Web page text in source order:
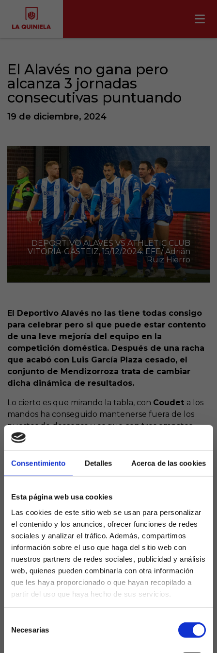
Consentimiento Detalles Acerca de las cookies
Esta página web usa cookies
Las cookies de este sitio web se usan para personalizar
el contenido y los anuncios, ofrecer funciones de redes
sociales y analizar el tráfico. Además, compartimos
información sobre el uso que haga del sitio web con
nuestros partners de redes sociales, publicidad y análisis
web, quienes pueden combinarla con otra información
que les haya proporcionado o que hayan recopilado a
partir del uso que haya hecho de sus servicios.
Necesarias
¿Eres mayor de edad?
SÍ, SOY MAYOR DE 18 AÑOS
El Alavés no gana pero
alcanza 3 jornadas
consecutivas puntuando
19 de diciembre, 2024
DEPORTIVO ALAVÉS VS ATHLETIC CLUB
VITORIA-GASTEIZ, 15/12/2024. EFE/ Adrián
Ruiz Hierro
El Deportivo Alavés no las tiene todas consigo
para celebrar pero si que puede estar contento
de una leve mejoría del equipo en la
competición doméstica. Después de una racha
que acabó con Luis García Plaza cesado, el
conjunto de Mendizorroza trata de cambiar
dicha dinámica de resultados.
Lo cierto es que mirando la tabla, con Coudet a los
mandos ha conseguido mantenerse fuera de los
puestos de descenso y es que con tres empates
consecutivos, se alcanzan las 16 unidades, es decir,
dos más que el Espanyol, que es el que marca la
zona de peligro.
Leganés, Osasuna y Athletic, este último muy
meritorio, puesto que los de Valverde son equipo
Champions y uno de los conjuntos más en forma del
campeonato, la situación podría ser dramática.
El nuevo míster quiere dar el salto y sumar por fin
tres puntos, que no se logran desde el pasado 1 de
noviembre, cuando se venció ante el Mallorca. Este
próximo domingo oportunidad única.
FINAL POR LA
MESTALLA